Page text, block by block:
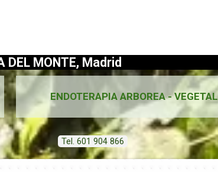
DEL MONTE, Madrid
ENDOTERAPIA ARBOREA - VEGETAL
Tel. 601 904 866